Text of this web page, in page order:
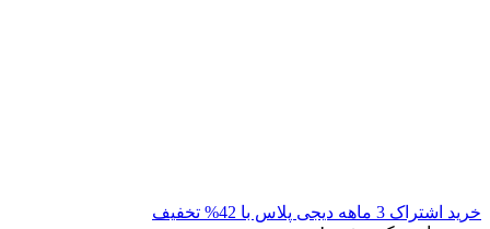
خرید اشتراک 3 ماهه دیجی پلاس با 42% تخفیف